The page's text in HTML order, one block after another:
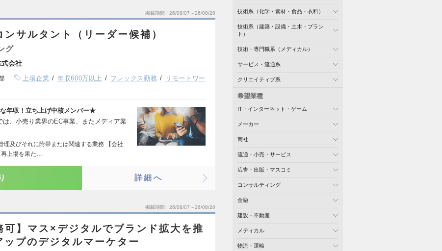
掲載期間 26/08/07～26/08/20
サルタント（リーダー候補）
グ
会社
上場企業 年収600万以上 フレックス勤務
リモートワー
年収！立ち上げ中核メンバー★
は、小売り業界のEC事業、またメディア業
理及びそれに附帯または関連する業務 【会社
再上場を果た…
詳細へ
掲載期間 26/08/07～26/08/20
可】マス×デジタルでブランド拡大を推
プのデジタルマーケター
技術系（化学・素材・食品・衣料）
技術系（建築・設備・土木・プラン
ト）
技術・専門職系（メディカル）
サービス・流通系
クリエイティブ系
希望業種
IT・インターネット・ゲーム
メーカー
商社
流通・小売・サービス
広告・出版・マスコミ
コンサルティング
金融
建設・不動産
メディカル
物流・運輸